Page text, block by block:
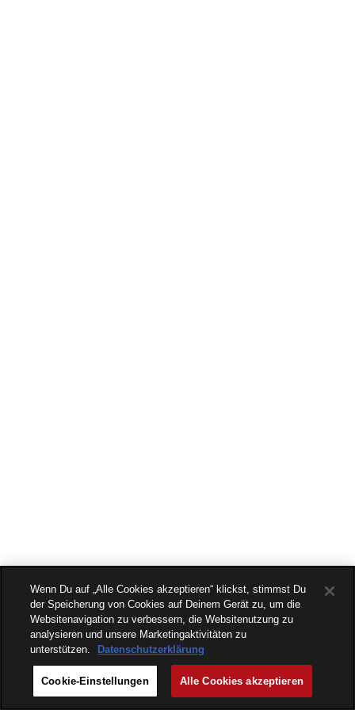
Wenn Du auf „Alle Cookies akzeptieren“ klickst, stimmst Du
der Speicherung von Cookies auf Deinem Gerät zu, um die
Websitenavigation zu verbessern, die Websitenutzung zu
analysieren und unsere Marketingaktivitäten zu
unterstützen.
Datenschutzerklärung
Cookie-Einstellungen Alle Cookies akzeptieren